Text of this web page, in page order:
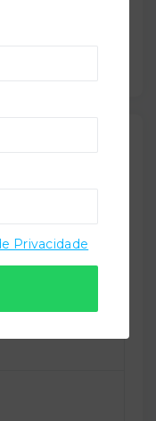
Privacidade